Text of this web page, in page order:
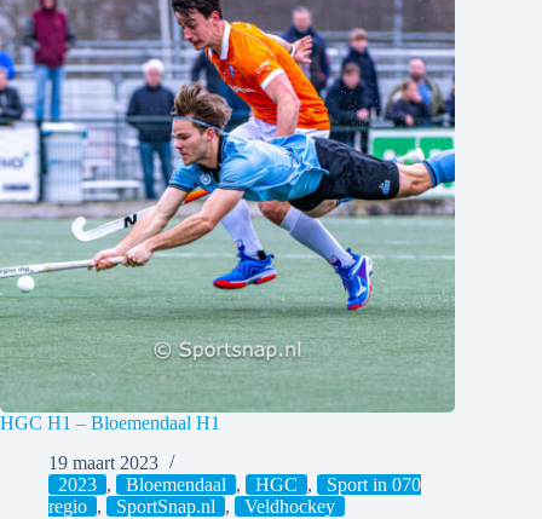
HGC H1 – Bloemendaal H1
19 maart 2023
2023 , Bloemendaal , HGC ,
Sport in 070
regio , SportSnap.nl , Veldhockey